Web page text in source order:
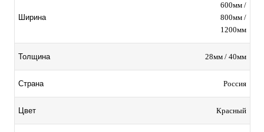
Ширина
600мм /
800мм /
1200мм
Толщина 28мм / 40мм
Страна Россия
Цвет Красный